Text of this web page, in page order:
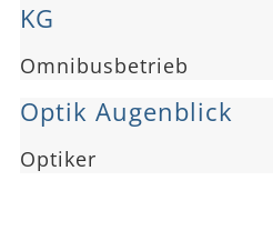
KG
Omnibusbetrieb
Optik Augenblick
Optiker